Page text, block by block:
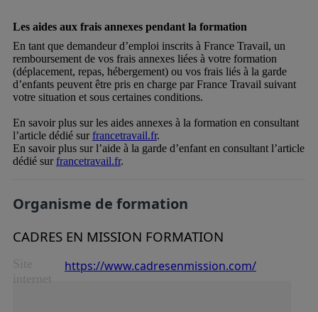
Les aides aux frais annexes pendant la formation
En tant que demandeur d’emploi inscrits à France Travail, un
remboursement de vos frais annexes liées à votre formation
(déplacement, repas, hébergement) ou vos frais liés à la garde
d’enfants peuvent être pris en charge par France Travail suivant
votre situation et sous certaines conditions.
En savoir plus sur les aides annexes à la formation en consultant
l’article dédié surfrancetravail.fr.
En savoir plus sur l’aide à la garde d’enfant en consultant l’article
dédié surfrancetravail.fr.
Organisme de formation
CADRES EN MISSION FORMATION
Site
internet
https://www.cadresenmission.com/